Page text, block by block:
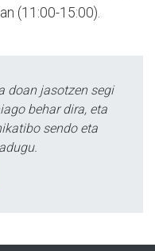
(11:00-15:00).
doan jasotzen segi
behar dira, eta
sendo eta